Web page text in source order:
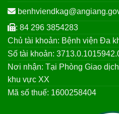
: 84 296 3854283
Chủ tài khoản: Bệnh viện Đa
Số tài khoản:
Nơi nhận: Tại Phòng Giao
khu vực XX
Mã số thuế: 1600258404